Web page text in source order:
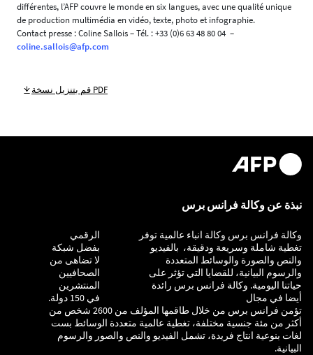
différentes, l’AFP couvre le monde en six langues, avec une qualité unique
de production multimédia en vidéo, texte, photo et infographie.
Contact presse : Coline Sallois – Tél. : +33 (0)6 63 48 80 04 –
coline.sallois@afp.com
قم بتنزيل نسخة PDF
نبذة عن وكالة فرانس برس
وكالة فرانس برس وكالة انباء عالمية توفر
تغطية شاملة وسريعة ودقيقة، بالفيديو
والنص والصورة والوسائط المتعددة
والرسوم البيانية، للقضايا التي تؤثر على
حياتنا اليومية. وكالة فرانس برس رائدة
أيضا في مجال
الرقمي
بفضل شبكة
لا تضاهى من
الصحافيين
المنتشرين
في 150 دولة.
تؤمن فرانس برس من خلال طاقمها المؤلف من 2600 شخص من
أكثر من مئة جنسية مختلفة، تغطية عالمية متعددة الوسائط بست
لغات بنوعية انتاج فريدة، تشمل الفيديو والنص والصور والرسوم
البيانية.